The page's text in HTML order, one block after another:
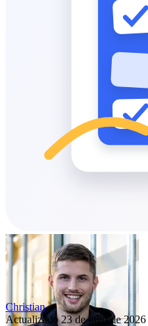
Christian
Actualizado23 de julio de 2026